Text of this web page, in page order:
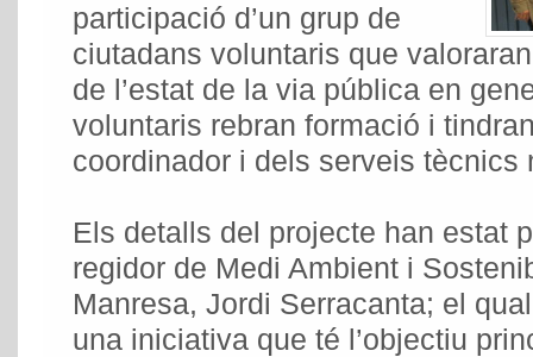
participació d’un grup de
ciutadans voluntaris que
de l’estat de la via pública en
voluntaris rebran formació i
coordinador i dels serveis tècnics
Els detalls del projecte han estat
regidor de Medi Ambient i
Manresa, Jordi Serracanta; el
una iniciativa que té l’objectiu